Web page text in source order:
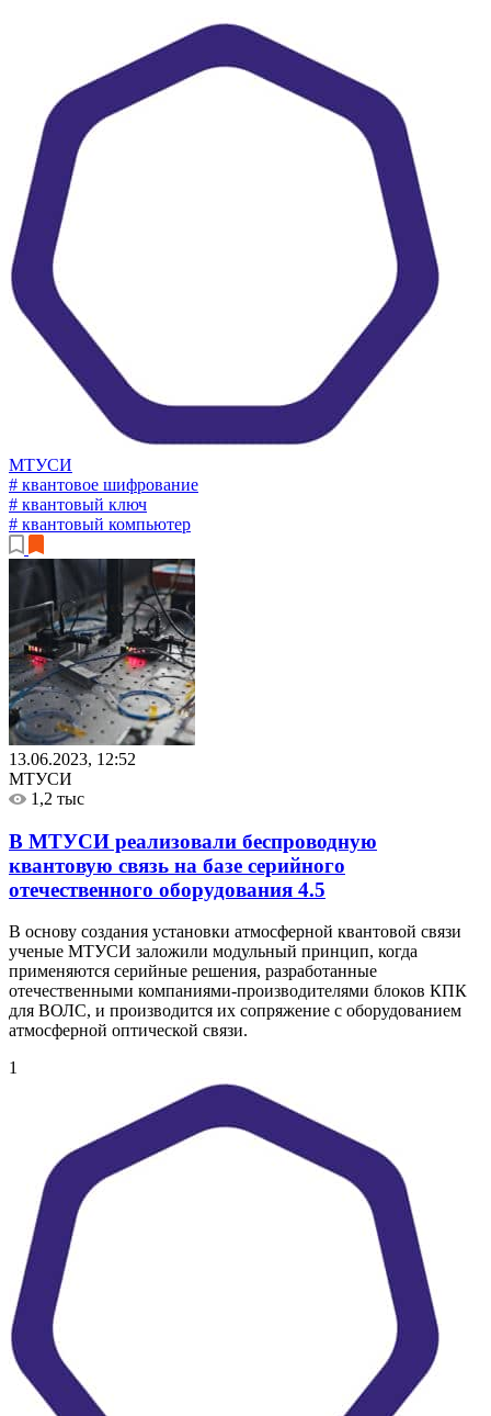
МТУСИ
# квантовое шифрование
# квантовый ключ
# квантовый компьютер
13.06.2023, 12:52
МТУСИ
1,2 тыс
В МТУСИ реализовали беспроводную
квантовую связь на базе серийного
отечественного оборудования 4.5
В основу создания установки атмосферной квантовой связи
ученые МТУСИ заложили модульный принцип, когда
применяются серийные решения, разработанные
отечественными компаниями-производителями блоков КПК
для ВОЛС, и производится их сопряжение с оборудованием
атмосферной оптической связи.
1